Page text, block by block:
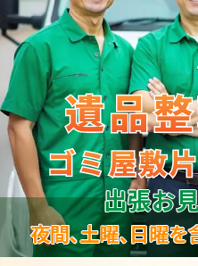
遺品
ゴミ屋敷
遺品
ゴミ屋敷
出張お
夜間､土曜､日曜